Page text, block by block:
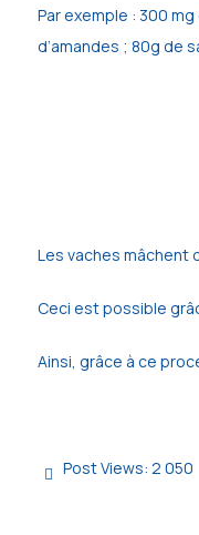
Par exemple : 300
d’amandes ; 80g de
Les vaches mâchent
Ceci est possible
Ainsi, grâce à ce
Post Views: 2 050